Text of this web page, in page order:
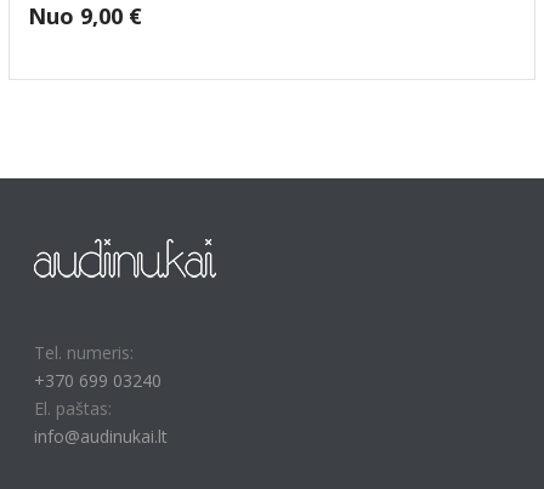
Nuo 9,00 €
Tel. numeris:
+370 699 03240
El. paštas:
info@audinukai.lt